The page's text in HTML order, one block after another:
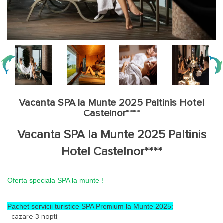
Vacanta SPA la Munte 2025 Paltinis Hotel
Castelnor****
Vacanta SPA la Munte 2025 Paltinis
Hotel Castelnor****
Oferta speciala SPA la munte !
Pachet servicii turistice SPA Premium la Munte 2025:
- cazare 3 nopti;